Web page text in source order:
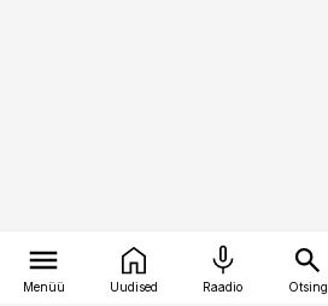
Menüü Uudised Raadio Otsing